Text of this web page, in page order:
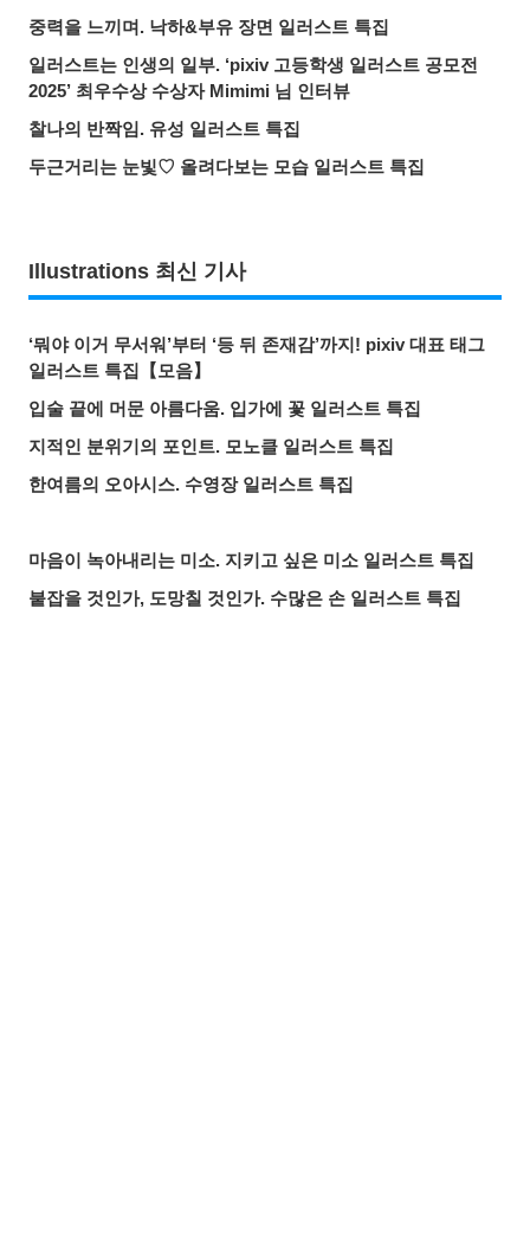
중력을 느끼며. 낙하&부유 장면 일러스트 특집
일러스트는 인생의 일부. ‘pixiv 고등학생 일러스트 공모전
2025’ 최우수상 수상자 Mimimi 님 인터뷰
찰나의 반짝임. 유성 일러스트 특집
두근거리는 눈빛♡ 올려다보는 모습 일러스트 특집
Illustrations 최신 기사
‘뭐야 이거 무서워’부터 ‘등 뒤 존재감’까지! pixiv 대표 태그
일러스트 특집【모음】
입술 끝에 머문 아름다움. 입가에 꽃 일러스트 특집
지적인 분위기의 포인트. 모노클 일러스트 특집
한여름의 오아시스. 수영장 일러스트 특집
마음이 녹아내리는 미소. 지키고 싶은 미소 일러스트 특집
붙잡을 것인가, 도망칠 것인가. 수많은 손 일러스트 특집